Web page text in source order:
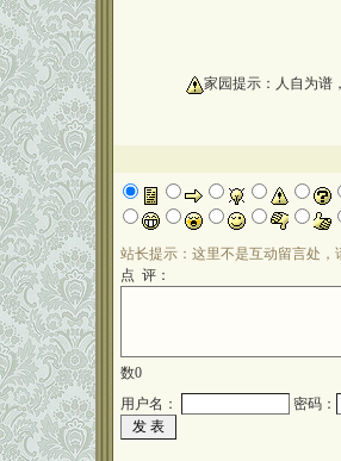
家园提示：人自为谱
站长提示：这里不是互动留言处，
点 评：
数0
用户名：
密码：